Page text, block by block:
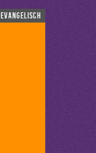
evangelisch